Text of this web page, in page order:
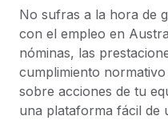
Nómina global
Gestiona las nóminas
legalidad.
Employer of Record
Expándete en todo el
COBERTURA MUNDIAL
Explorador de
Consulta el soporte
Explorador estatal
Simplifica la
Recursos
HERRAMIENTAS Y
Calculadora del
Consulta el riesgo de
Precios
No sufras a la hora de
con el empleo en
nóminas, las
cumplimiento
sobre acciones de tu
una plataforma fácil de